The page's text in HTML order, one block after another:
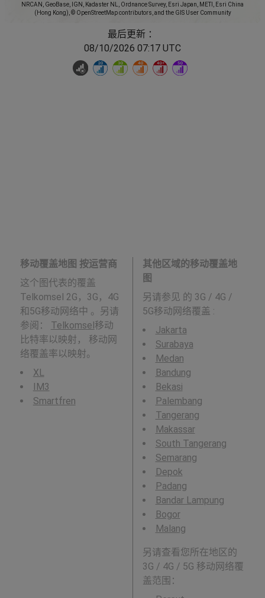
NRCAN, GeoBase, IGN, Kadaster NL, Ordnance Survey, Esri Japan, METI, Esri China
(Hong Kong), © OpenStreetMap contributors, and the GIS User Community
最后更新 ：
08/10/2026 07:17 UTC
移动覆盖地图 按运营商
这个图代表的覆盖
Telkomsel 2G，3G，4G
和5G移动网络中 。另请
参阅： Telkomsel 移动
比特率以映射， 移动网
络覆盖率以映射。
XL
IM3
Smartfren
其他区域的移动覆盖地
图
另请参见 的 3G / 4G /
5G移动网络覆盖 :
Jakarta
Surabaya
Medan
Bandung
Bekasi
Palembang
Tangerang
Makassar
South Tangerang
Semarang
Depok
Padang
Bandar Lampung
Bogor
Malang
另请查看您所在地区的
3G / 4G / 5G 移动网络覆
盖范围：